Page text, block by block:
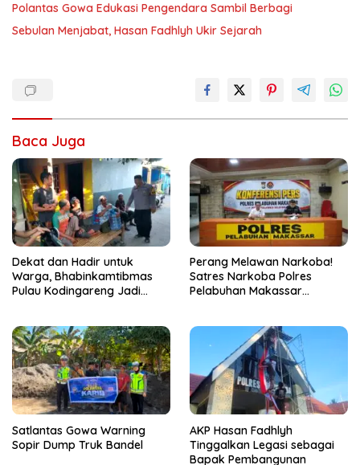
Polantas Gowa Edukasi Pengendara Sambil Berbagi
Sebulan Menjabat, Hasan Fadhlyh Ukir Sejarah
Baca Juga
Dekat dan Hadir untuk
Warga, Bhabinkamtibmas
Pulau Kodingareng Jadi
Perang Melawan Narkoba!
Satres Narkoba Polres
Pelabuhan Makassar
Satlantas Gowa Warning
Sopir Dump Truk Bandel
AKP Hasan Fadhlyh
Tinggalkan Legasi sebagai
Bapak Pembangunan